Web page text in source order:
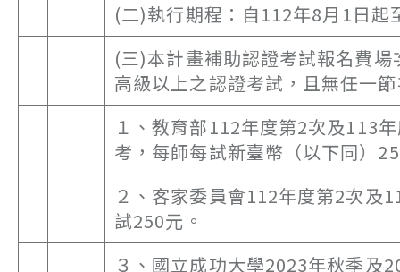
(二)執行期程：自112年8月1日起
(三)本計畫補助認證考試報名費
高級以上之認證考試，且無任一
１、教育部112年度第2次及113
考，每師每試新臺幣（以下同）
２、客家委員會112年度第2次及
試250元。
３、國立成功大學2023年秋季及